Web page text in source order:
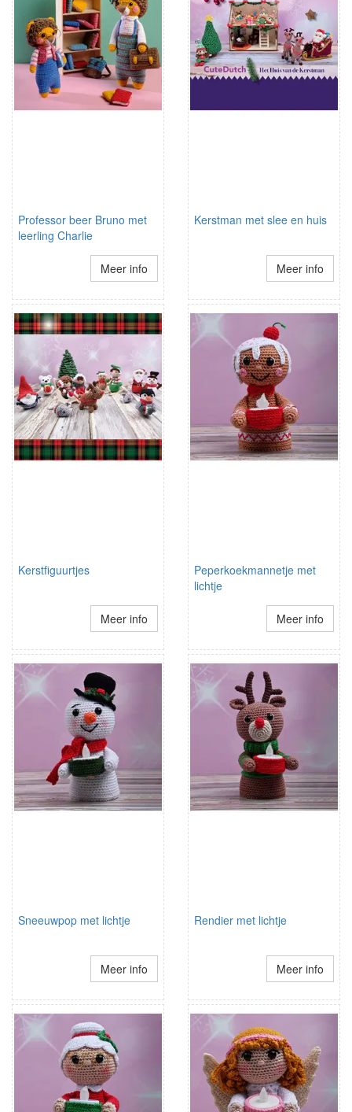
Professor beer Bruno met
leerling Charlie
Meer info
Kerstman met slee en huis
Meer info
Kerstfiguurtjes
Meer info
Peperkoekmannetje met
lichtje
Meer info
Sneeuwpop met lichtje
Meer info
Rendier met lichtje
Meer info